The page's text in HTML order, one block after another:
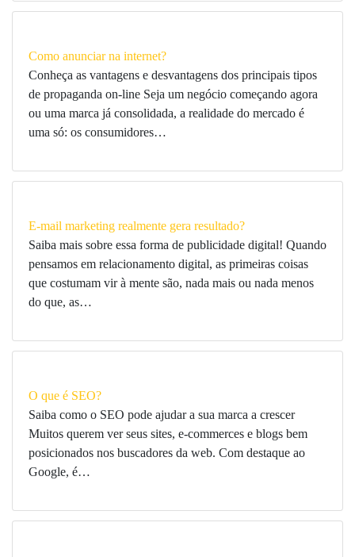
Como anunciar na internet?
Conheça as vantagens e desvantagens dos principais tipos
de propaganda on-line Seja um negócio começando agora
ou uma marca já consolidada, a realidade do mercado é
uma só: os consumidores…
E-mail marketing realmente gera resultado?
Saiba mais sobre essa forma de publicidade digital! Quando
pensamos em relacionamento digital, as primeiras coisas
que costumam vir à mente são, nada mais ou nada menos
do que, as…
O que é SEO?
Saiba como o SEO pode ajudar a sua marca a crescer
Muitos querem ver seus sites, e-commerces e blogs bem
posicionados nos buscadores da web. Com destaque ao
Google, é…